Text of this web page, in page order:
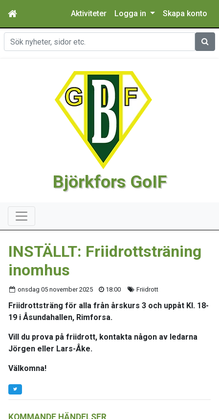
Aktiviteter Logga in Skapa konto
Sök
Björkfors GoIF
KOMMANDE HÄNDELSER
INSTÄLLT: Friidrottsträning
inomhus
onsdag 05 november 2025 18:00 Friidrott
Friidrottsträng för alla från årskurs 3 och uppåt Kl. 18-
19 i Åsundahallen, Rimforsa.
Vill du prova på friidrott, kontakta någon av ledarna
Jörgen eller Lars-Åke.
Välkomna!